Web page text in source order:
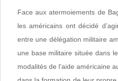
Face aux atermoiements de
les américains ont décidé
entre une délégation militaire
une base militaire située dans
modalités de l’aide américaine